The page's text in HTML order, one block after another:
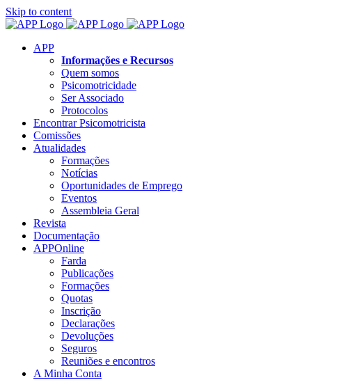
Skip to content
APP
Informações e Recursos
Quem somos
Psicomotricidade
Ser Associado
Protocolos
Encontrar Psicomotricista
Comissões
Atualidades
Formações
Notícias
Oportunidades de Emprego
Eventos
Assembleia Geral
Revista
Documentação
APPOnline
Farda
Publicações
Formações
Quotas
Inscrição
Declarações
Devoluções
Seguros
Reuniões e encontros
A Minha Conta